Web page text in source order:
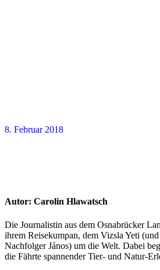
8. Februar 2018
Autor: Carolin Hlawatsch
Die Journalistin aus dem Osnabrücker
ihrem Reisekumpan, dem Vizsla Yeti
Nachfolger János) um die Welt. Dabei
die Fährte spannender Tier- und Natur-